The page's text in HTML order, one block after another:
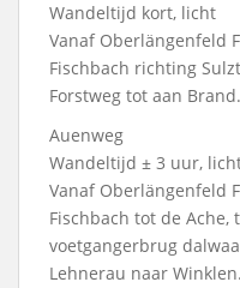
Wandeltijd kort, licht
Vanaf Oberlängenfeld
Fischbach richting
Forstweg tot aan Brand.
Auenweg
Wandeltijd ± 3 uur,
Vanaf Oberlängenfeld
Fischbach tot de Ache,
voetgangerbrug
Lehnerau naar